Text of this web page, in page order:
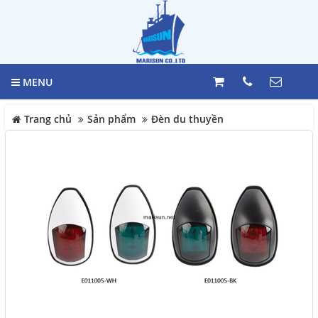
MENU
Trang chủ Sản phẩm Đèn du thuyền
Giới thiệu
Sản phẩm
HỆ THỐNG BÁO MỨC
HỆ THỐNG MÁY LÁI
BÁO CHÁY
MARINE EQUIPMENT
GIỎ HÀNG
LIÊN HỆ
Địa chỉ
244 Bùi văn Ba, Phường Tân
Thuận, Quận 7, Tp. HCM
Điện thoại